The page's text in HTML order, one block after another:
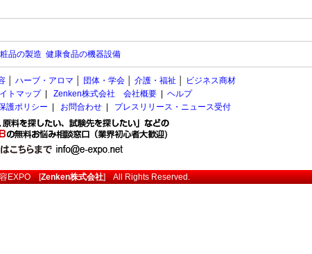
品の製造 健康食品の機器設備
ハーブ・アロマ 団体・学会 介護・福祉
ビジネス商材
トマップ| Zenken株式会社 会社概要
ヘルプ
護ポリシー お問合わせ プレスリリース・ニュース受付
EXPO[Zenken株式会社] All Rights Reserved.